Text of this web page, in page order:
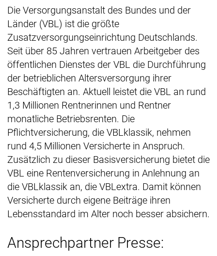
Die Versorgungsanstalt des Bundes und der
Länder (VBL) ist die größte
Zusatzversorgungseinrichtung Deutschlands.
Seit über 85 Jahren vertrauen Arbeitgeber des
öffentlichen Dienstes der VBL die Durchführung
der betrieblichen Altersversorgung ihrer
Beschäftigten an. Aktuell leistet die VBL an rund
1,3 Millionen Rentnerinnen und Rentner
monatliche Betriebsrenten. Die
Pflichtversicherung, die VBLklassik, nehmen
rund 4,5 Millionen Versicherte in Anspruch.
Zusätzlich zu dieser Basisversicherung bietet die
VBL eine Rentenversicherung in Anlehnung an
die VBLklassik an, die VBLextra. Damit können
Versicherte durch eigene Beiträge ihren
Lebensstandard im Alter noch besser absichern.
Ansprechpartner Presse: